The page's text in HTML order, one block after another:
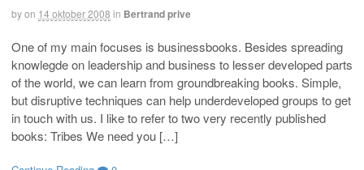
byon 14 oktober 2008 in Bertrand prive
One of my main focuses is businessbooks. Besides spreading
knowlegde on leadership and business to lesser developed parts
of the world, we can learn from groundbreaking books. Simple,
but disruptive techniques can help underdeveloped groups to get
in touch with us. I like to refer to two very recently published
books: Tribes We need you […]